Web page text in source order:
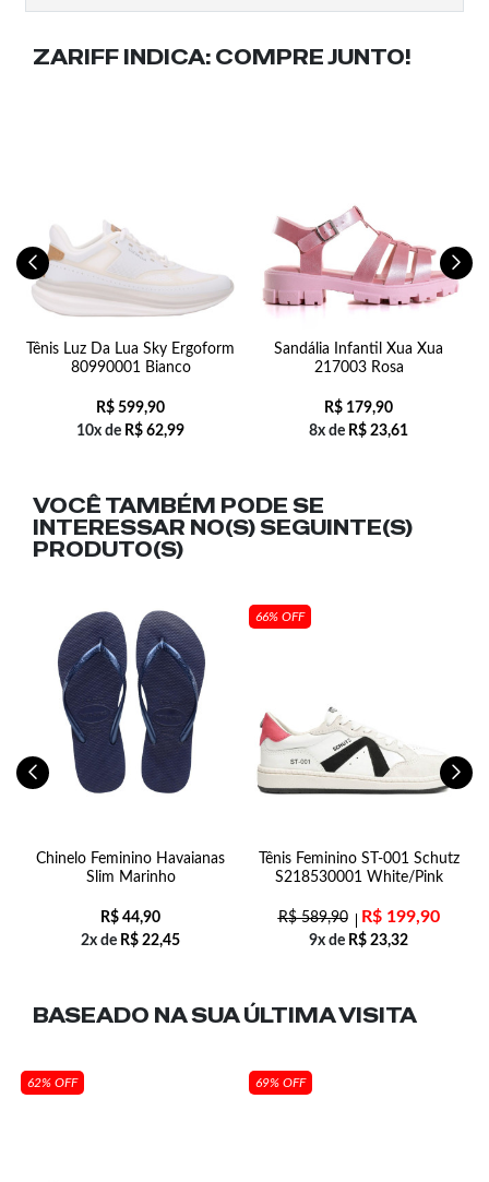
ZARIFF INDICA: COMPRE JUNTO!
Tênis Luz Da Lua Sky Ergoform
80990001 Bianco
R$ 599,90
10x de R$ 62,99
Sandália Infantil Xua Xua
217003 Rosa
R$ 179,90
8x de R$ 23,61
VOCÊ TAMBÉM PODE SE
INTERESSAR NO(S) SEGUINTE(S)
PRODUTO(S)
Chinelo Feminino Havaianas
Slim Marinho
R$ 44,90
2x de R$ 22,45
66% OFF
Tênis Feminino ST-001 Schutz
S218530001 White/Pink
R$589,90 R$199,90
9x de R$ 23,32
BASEADO NA SUAÚLTIMA VISITA
62% OFF 69% OFF